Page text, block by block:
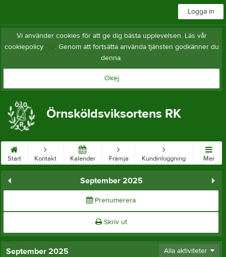
Logga in
Vi använder cookies för att ge dig bästa upplevelsen. Läs vår
cookiepolicy här. Genom att fortsätta använda tjänsten godkänner du
denna.
Okej
Örnsköldsviksortens RK
Start Kontakt Kalender Främja Kundinloggning Mer
September 2025
Prenumerera
Skriv ut
September 2025 Alla aktiviteter